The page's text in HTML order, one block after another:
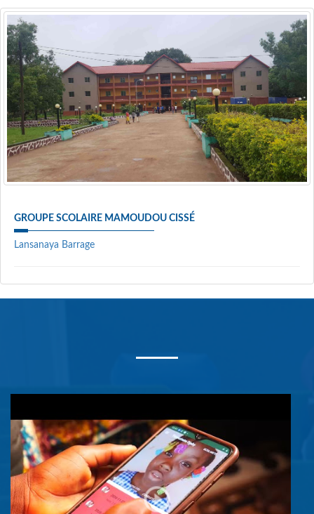
GROUPE SCOLAIRE MAMOUDOU CISSÉ
Lansanaya Barrage